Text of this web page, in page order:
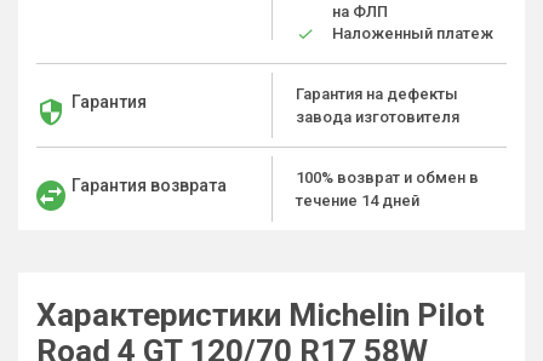
на ФЛП
Наложенный платеж
Гарантия
Гарантия на дефекты
завода изготовителя
Гарантия возврата
100% возврат и обмен в
течение 14 дней
Характеристики Michelin Pilot
Road 4 GT 120/70 R17 58W